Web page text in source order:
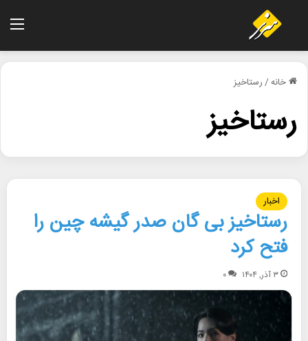
خانه/رستاخیز
رستاخیز
اخبار
رستاخیز بی گان صدر گیشه چین را
فتح کرد
۳ آذر, ۱۴۰۴ ۰